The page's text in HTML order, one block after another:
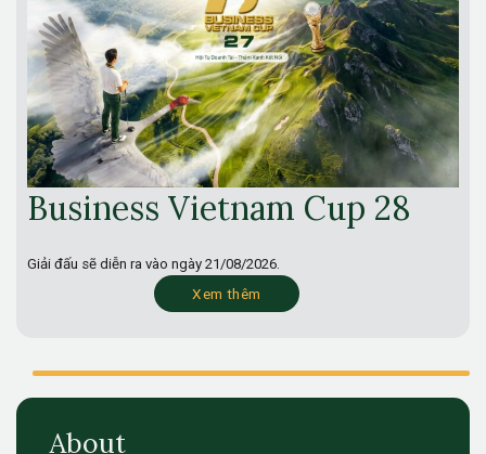
Business Vietnam Cup 28
Giải đấu sẽ diễn ra vào ngày 21/08/2026.
Xem thêm
About